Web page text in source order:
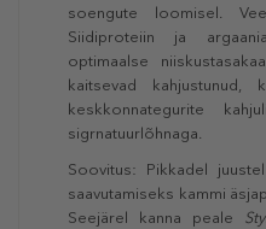
soengute loomisel.
Siidiproteiin ja
optimaalse
kaitsevad
keskkonnategurite
sigrnatuurlõhnaga.
Soovitus: Pikkadel
saavutamiseks kammi
Seejärel kanna peale